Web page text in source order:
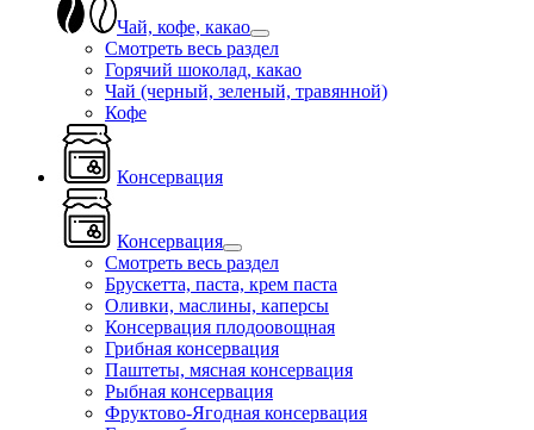
Чай, кофе, какао
Смотреть весь раздел
Горячий шоколад, какао
Чай (черный, зеленый, травянной)
Кофе
Консервация
Консервация
Смотреть весь раздел
Брускетта, паста, крем паста
Оливки, маслины, каперсы
Консервация плодоовощная
Грибная консервация
Паштеты, мясная консервация
Рыбная консервация
Фруктово-Ягодная консервация